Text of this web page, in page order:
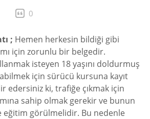
0
; Hemen herkesin bildiği gibi
için zorunlu bir belgedir.
isteyen 18 yaşını doldurmuş
için sürücü kursuna kayıt
edersiniz ki, trafiğe çıkmak için
sahip olmak gerekir ve bunun
eğitim görülmelidir. Bu nedenle